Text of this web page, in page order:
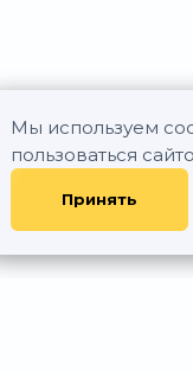
Мы используем
пользоваться
Принять